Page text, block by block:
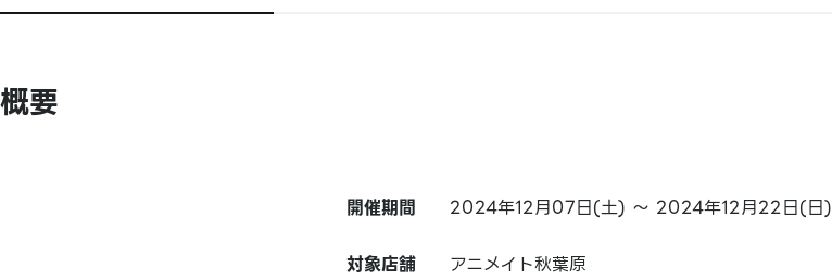
概要
開催期間 2024年12月07日(土) ～ 2024年12月22日(日)
対象店舗 アニメイト秋葉原